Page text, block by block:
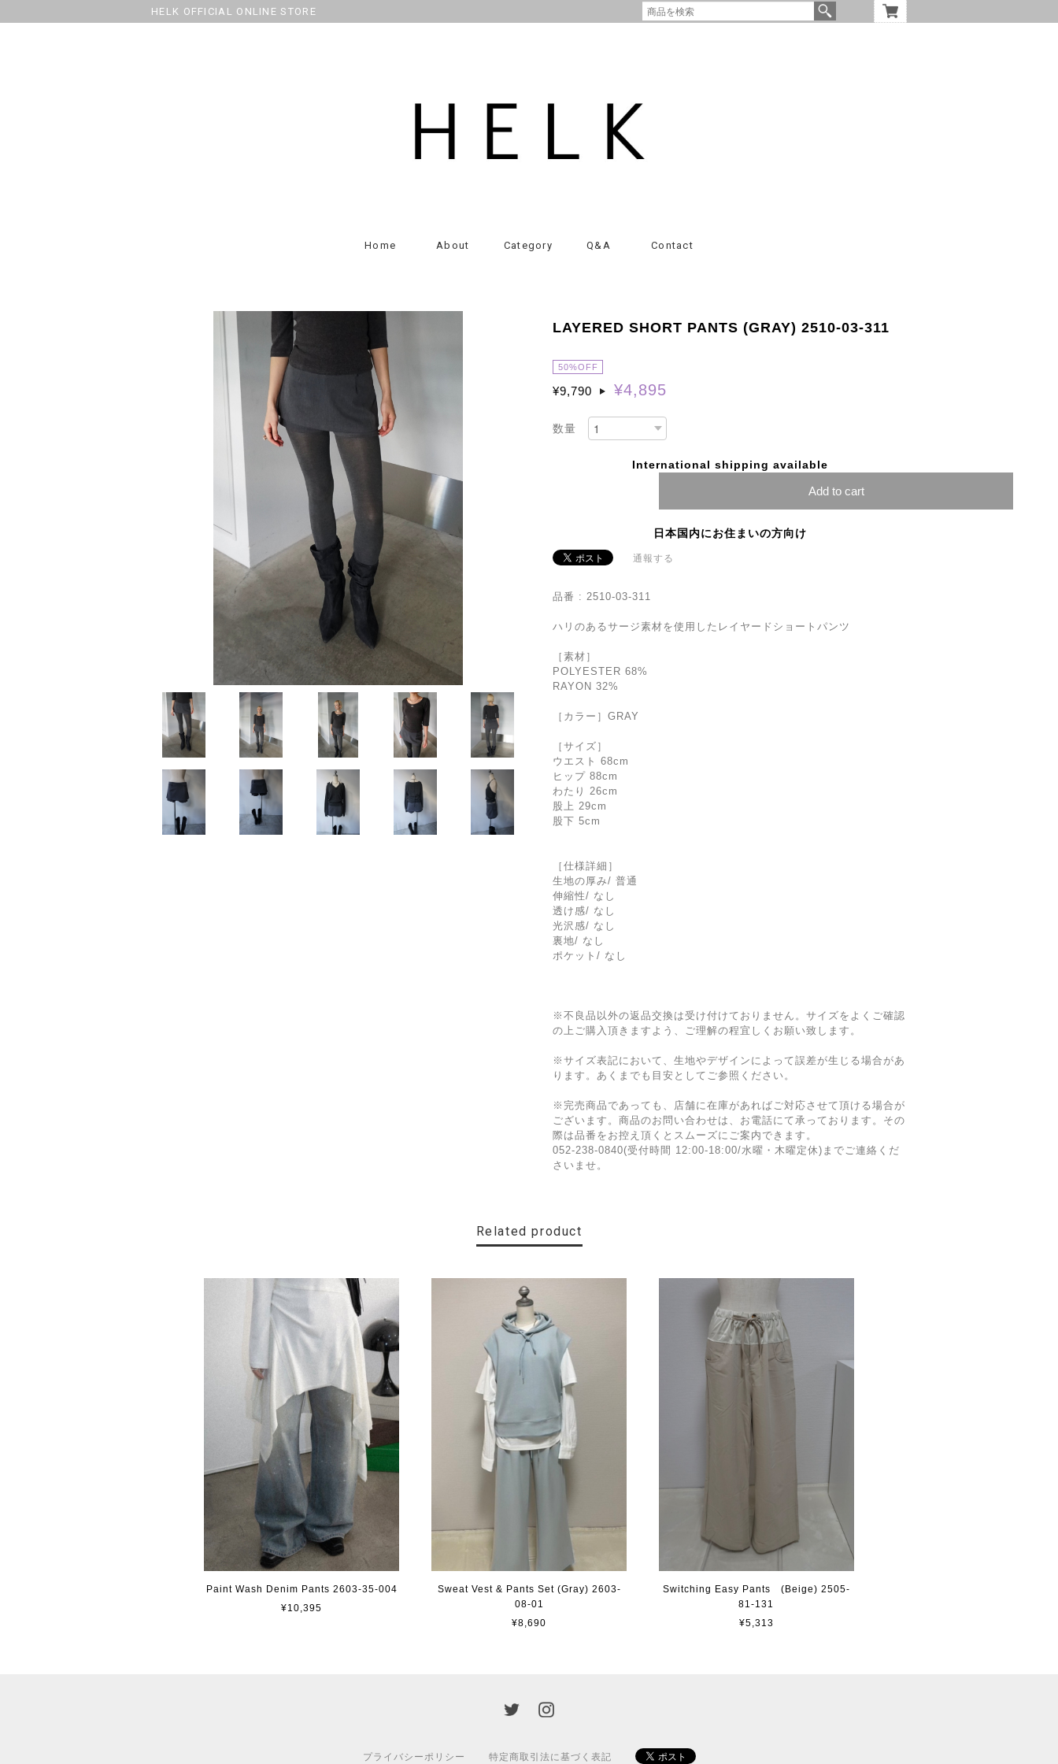
HELK OFFICIAL ONLINE STORE
Home About Category Q&A Contact
LAYERED SHORT PANTS (GRAY) 2510-03-311
50%OFF
¥9,790 ¥4,895
数量
International shipping available
Add to cart
日本国内にお住まいの方向け
通報する
品番 : 2510-03-311
ハリのあるサージ素材を使用したレイヤードショートパンツ
［素材］
POLYESTER 68%
RAYON 32%
［カラー］GRAY
［サイズ］
ウエスト 68cm
ヒップ 88cm
わたり 26cm
股上 29cm
股下 5cm
［仕様詳細］
生地の厚み/ 普通
伸縮性/ なし
透け感/ なし
光沢感/ なし
裏地/ なし
ポケット/ なし
※不良品以外の返品交換は受け付けておりません。サイズをよくご確認
の上ご購入頂きますよう、ご理解の程宜しくお願い致します。
※サイズ表記において、生地やデザインによって誤差が生じる場合があ
ります。あくまでも目安としてご参照ください。
※完売商品であっても、店舗に在庫があればご対応させて頂ける場合が
ございます。商品のお問い合わせは、お電話にて承っております。その
際は品番をお控え頂くとスムーズにご案内できます。
052-238-0840(受付時間 12:00-18:00/水曜・木曜定休)までご連絡くだ
さいませ。
Related product
Paint Wash Denim Pants 2603-35-004
¥10,395
Sweat Vest & Pants Set (Gray) 2603-
08-01
¥8,690
Switching Easy Pants (Beige) 2505-
81-131
¥5,313
プライバシーポリシー 特定商取引法に基づく表記